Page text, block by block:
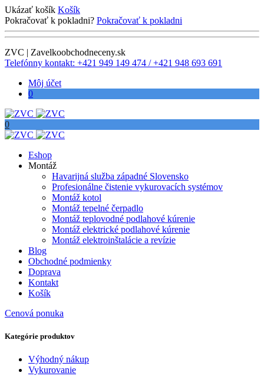
Ukázať košík Košík
Pokračovať k pokladni? Pokračovať k pokladni
ZVC | Zavelkoobchodneceny.sk
Telefónny kontakt: +421 949 149 474 / +421 948 693 691
Môj účet
0
0
Eshop
Montáž
Havarijná služba západné Slovensko
Profesionálne čistenie vykurovacích systémov
Montáž kotol
Montáž tepelné čerpadlo
Montáž teplovodné podlahové kúrenie
Montáž elektrické podlahové kúrenie
Montáž elektroinštalácie a revízie
Blog
Obchodné podmienky
Doprava
Kontakt
Košík
Cenová ponuka
Kategórie produktov
Výhodný nákup
Vykurovanie